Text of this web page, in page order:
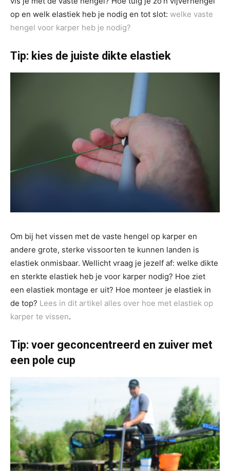
op en welk elastiek heb je nodig en tot slot: welke vaste
hengel voor karper heb je nodig?
Tip: kies de juiste dikte elastiek
Om bij het vissen met de vaste hengel op karper en
andere grote, sterke vissoorten te kunnen landen is
elastiek onmisbaar. Wellicht vraag je jezelf af: welke dikte
en sterkte elastiek heb je voor karper nodig? Hoe ziet
een elastiek montage er uit? Hoe monteer je elastiek in
de top? Lees in dit artikel alles over hoe met elastiek op
karper te vissen.
Tip: voer geconcentreerd en zuiver met
een pole cup